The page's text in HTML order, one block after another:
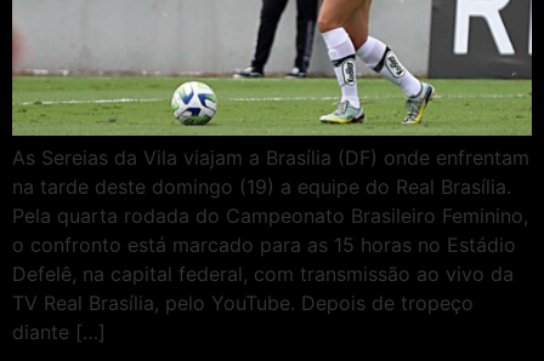
As Sereias da Vila viajam a Brasília (DF) onde enfrentam
na tarde deste domingo (19) a equipe do Real Brasília.
Pela quarta rodada do Campeonato Brasileiro Feminino,
o confronto está marcado para as 15 horas no Estádio
Defelê, na capital federal, com transmissão ao vivo da
TV Real Brasília, pelo YouTube. Depois de tropeço
diante […]